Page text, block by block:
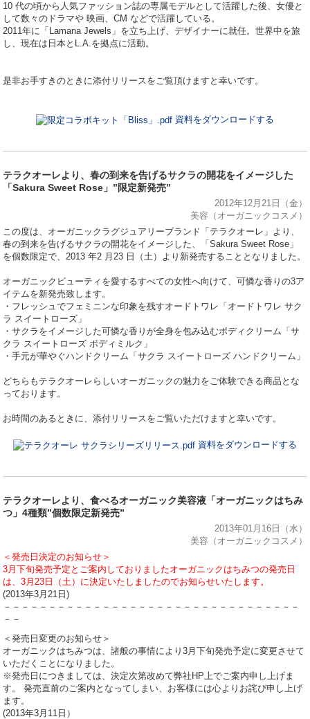
10 代の頃から人気ファッション誌の専属モデルとして活躍した後、女優と
して数々のドラマや 映画、CM などで活躍している。
2011年に「Lamana Jewels」を立ち上げ、デザイナーに就任。世界中を旅
し、現在は日本とL.A.を拠点に活動。
是非お手すきのときに添付リリースをご覧頂けますと幸いです。
資料をダウンロードする
テラクオーレより、春の到来を告げるサクラの開花をイメージした
「Sakura Sweet Rose」”限定新発売”
2012年12月21日（金）
美容（オーガニックコスメ）
この度は、オーガニックラグジュアリーブランド「テラクオーレ」より、
春の到来を告げるサクラの開花をイメージした、「Sakura Sweet Rose」
を個数限定で、2013 年2 月23 日（土）より新発売することとなりました。
オーガニックビューティを愛するすべての女性へ向けて、可憐な香りの3ア
イテムを新発売致します。
・フレッシュでフェミニンな印象を残すオードトワレ「オードトワレ サク
ラ スイートローズ」
・サクラをイメージした可憐な香りが全身を包み込むボディクリーム「サ
クラ スイートローズ ボディミルク」
・手元が華やぐハンドクリーム「サクラ スイートローズ ハンドクリーム」
どちらもテラクオーレらしいオーガニックの魅力をご体験できる商品とな
っております。
お時間のあるときに、添付リリースをご覧いただけますと幸いです。
資料をダウンロードする
テラクオーレより、食べるオーガニック美容液「オーガニックはちみ
つ」4種類”個数限定新発売”
2013年01月16日（水）
美容（オーガニックコスメ）
＜発売日決定のお知らせ＞
3月下旬発売予定とご案内しておりましたオーガニックはちみつの発売日
は、3月23日（土）に決定いたしましたのでお知らせいたします。
(2013年3月21日)
－－－－－－－－－－－－－－－－－－－－－－－－－－－－－－－－－
－－
＜発売日変更のお知らせ＞
オーガニックはちみつは、諸般の事情により3月下旬発売予定に変更させて
いただくことになりました。
※発売日につきましては、決定次第改めて弊社HP上でご案内申し上げま
す。 発売直前のご案内となってしまい、お客様には心よりお詫び申し上げ
ます。
(2013年3月11日）